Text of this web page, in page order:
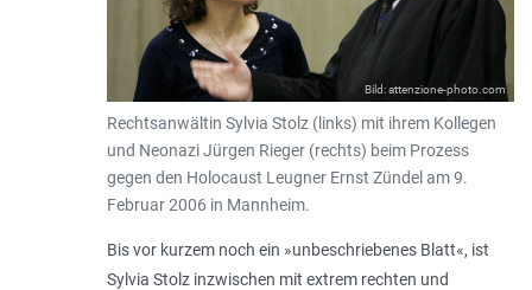
Bild: attenzione-photo.com
Rechtsanwältin Sylvia Stolz (links) mit ihrem Kollegen
und Neonazi Jürgen Rieger (rechts) beim Prozess
gegen den Holocaust Leugner Ernst Zündel am 9.
Februar 2006 in Mannheim.
Bis vor kurzem noch ein »unbeschriebenes Blatt«, ist
Sylvia Stolz inzwischen mit extrem rechten und